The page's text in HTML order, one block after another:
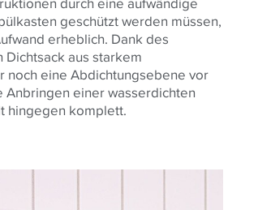
geschützt werden müssen,
erheblich. Dank des
aus starkem
noch eine Abdichtungsebene vor
einer wasserdichten
hingegen komplett.